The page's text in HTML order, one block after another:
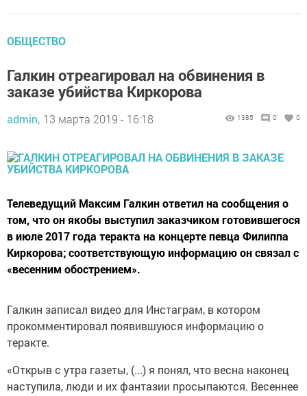
ОБЩЕСТВО
Галкин отреагировал на обвинения в
заказе убийства Киркорова
admin, 13 марта 2019 - 16:18 1385 0 0
Телеведущий Максим Галкин ответил на сообщения о
том, что он якобы выступил заказчиком готовившегося
в июле 2017 года теракта на концерте певца Филиппа
Киркорова; соответствующую информацию он связал с
«весенним обострением».
Галкин записал видео для Инстаграм, в котором
прокомментировал появившуюся информацию о
теракте.
«Открыв с утра газеты, (...) я понял, что весна наконец
наступила, люди и их фантазии просыпаются. Весеннее